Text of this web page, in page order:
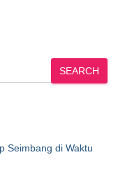
SEARCH
Seimbang di Waktu